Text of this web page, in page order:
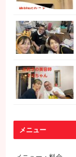
メニュー